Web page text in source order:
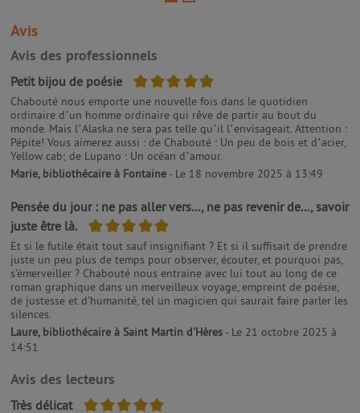
Avis
Avis des professionnels
Petit bijou de poésie 5/5
Chabouté nous emporte une nouvelle fois dans le quotidien
ordinaire d’un homme ordinaire qui rêve de partir au bout du
monde. Mais l’Alaska ne sera pas telle qu’il l’envisageait. Attention :
Pépite! Vous aimerez aussi : de Chabouté : Un peu de bois et d’acier,
Yellow cab; de Lupano : Un océan d’amour.
Marie, bibliothécaire à Fontaine - Le 18 novembre 2025 à 13:49
Pensée du jour : ne pas aller vers..., ne pas revenir de..., savoir
juste être là.
5/5
Et si le futile était tout sauf insignifiant ? Et si il suffisait de prendre
juste un peu plus de temps pour observer, écouter, et pourquoi pas,
s'émerveiller ? Chabouté nous entraine avec lui tout au long de ce
roman graphique dans un merveilleux voyage, empreint de poésie,
de justesse et d'humanité, tel un magicien qui saurait faire parler les
silences.
Laure, bibliothécaire à Saint Martin d'Hères - Le 21 octobre 2025 à
14:51
Avis des lecteurs
Très délicat 5/5